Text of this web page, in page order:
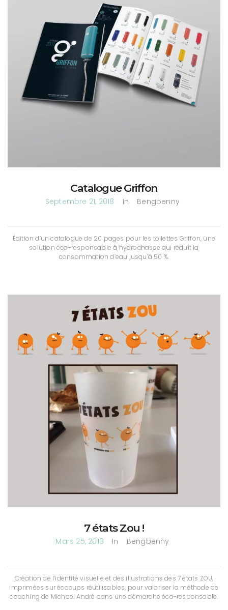
Catalogue Griffon
Septembre 21, 2018 In Bengbenny
Édition d’un catalogue de 20 pages pour les toilettes Griffon, une
solution éco-responsable à hydrochasse qui réduit la
consommation d’eau jusqu’à 50 %.
7 états Zou !
Mars 25, 2018 In Bengbenny
Création de l’identité visuelle et des illustrations des 7 états ZOU,
imprimées sur écocups réutilisables, pour valoriser la méthode de
coaching de Michael André dans une démarche éco-responsable.